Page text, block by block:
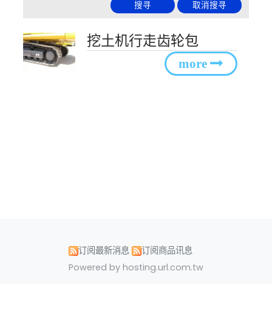
挖土机行走齿轮包
订阅最新消息
订阅商品讯息
Powered by hosting.url.com.tw